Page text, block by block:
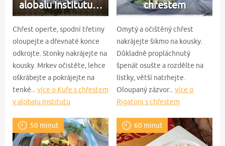
alobalu Institutu…
Chřest operte, spodní třetiny
oloupejte a dřevnaté konce
odkrojte. Stonky nakrájejte na
kousky. Mrkev očistěte, lehce
oškrábejte a pokrájejte na
tenké...více o Kuře s chřestem
v alobalu Institutu
chřestem
Omytý a očištěný chřest
nakrájejte šikmo na kousky.
Důkladně propláchnutý
špenát osušte a rozdělte na
lístky, větší natrhejte.
Oloupaný zázvor...více o
Rigatoni s chřestem
50 minut 60 minut